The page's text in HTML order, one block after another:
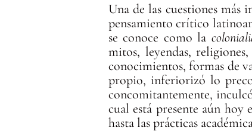
Una de las cuestiones más
pensamiento crítico
se conoce como la
mitos, leyendas,
conocimientos, formas de
propio, inferiorizó lo
concomitantemente,
cual está presente aún hoy
hasta las prácticas